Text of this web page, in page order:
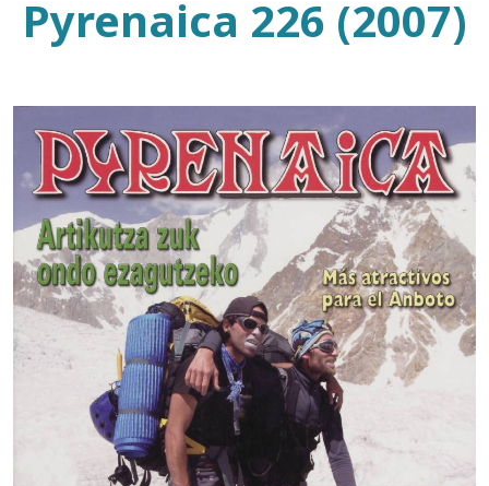
Pyrenaica 226 (2007)